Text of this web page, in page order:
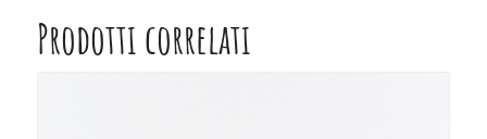
Prodotti correlati